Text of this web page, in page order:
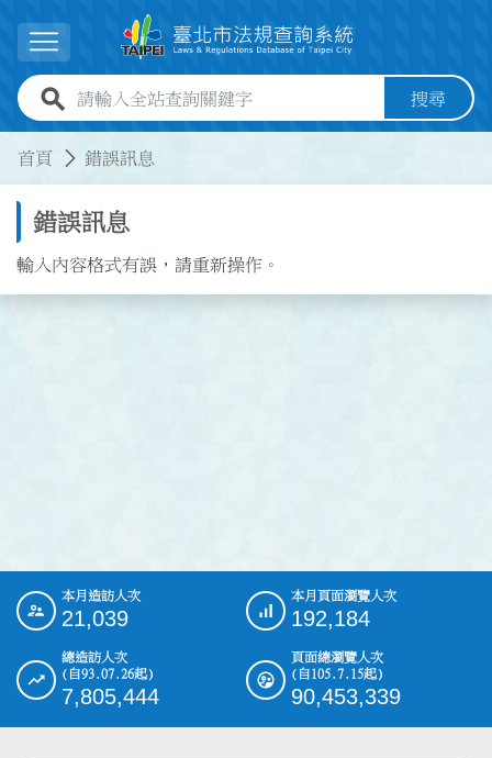
展開選單
全站查詢關鍵字欄位 搜尋
首頁 錯誤訊息
錯誤訊息
輸入內容格式有誤，請重新操作。
::: 本月造訪人次
21,039
本月頁面瀏覽人次
192,184
總造訪人次
(自93.07.26起)
7,805,444
頁面總瀏覽人次
(自105.7.15起)
90,453,339